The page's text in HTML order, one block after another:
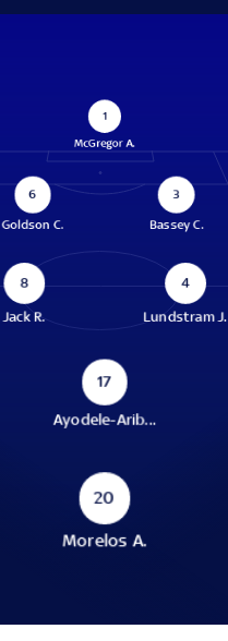
1
McGregor A.
6
Goldson C.
3
Bassey C.
8
Jack R.
4
Lundstram J.
17
Ayodele-Arib...
20
Morelos A.